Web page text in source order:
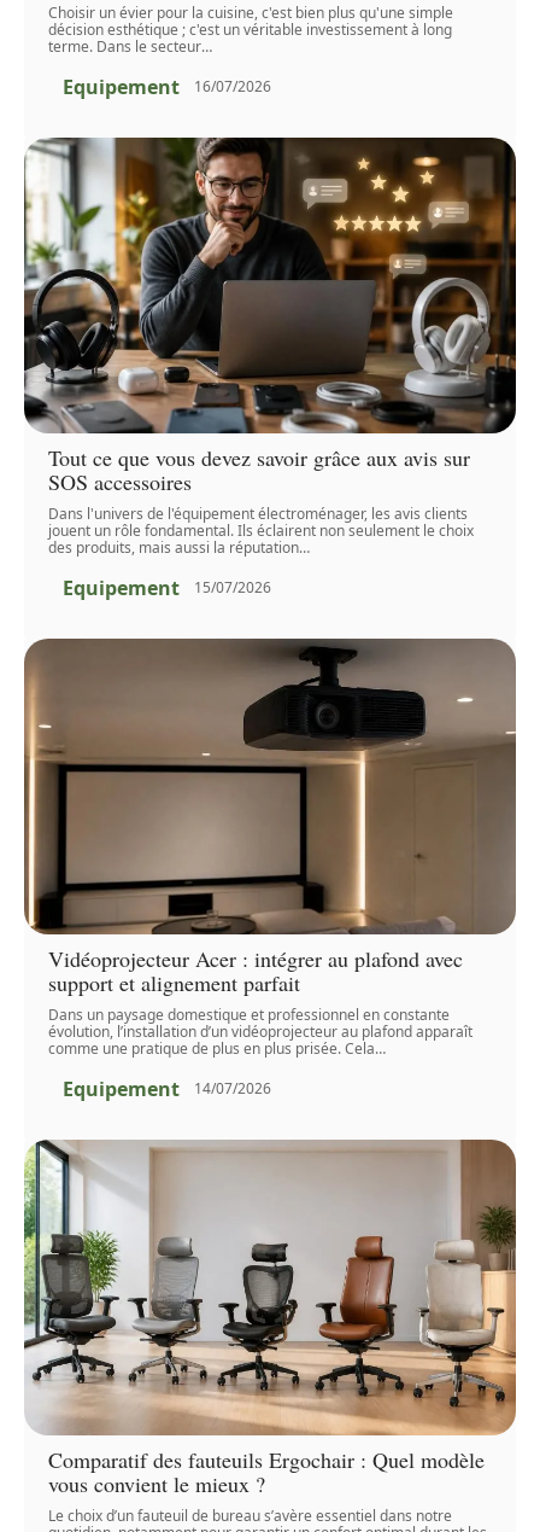
Choisir un évier pour la cuisine, c'est bien plus qu'une simple
décision esthétique ; c'est un véritable investissement à long
terme. Dans le secteur…
Equipement 16/07/2026
Tout ce que vous devez savoir grâce aux avis sur
SOS accessoires
Dans l'univers de l'équipement électroménager, les avis clients
jouent un rôle fondamental. Ils éclairent non seulement le choix
des produits, mais aussi la réputation…
Equipement 15/07/2026
Vidéoprojecteur Acer : intégrer au plafond avec
support et alignement parfait
Dans un paysage domestique et professionnel en constante
évolution, l’installation d’un vidéoprojecteur au plafond apparaît
comme une pratique de plus en plus prisée. Cela…
Equipement 14/07/2026
Comparatif des fauteuils Ergochair : Quel modèle
vous convient le mieux ?
Le choix d’un fauteuil de bureau s’avère essentiel dans notre